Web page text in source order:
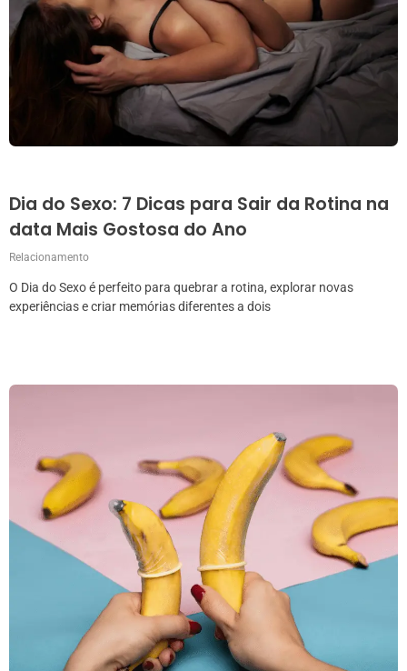
Dia do Sexo: 7 Dicas para Sair da Rotina na
data Mais Gostosa do Ano
Relacionamento
O Dia do Sexo é perfeito para quebrar a rotina, explorar novas
experiências e criar memórias diferentes a dois